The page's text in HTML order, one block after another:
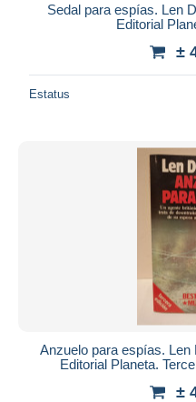
Sedal para espías. Len
Editorial
±
Estatus
Anzuelo para espías. Len
Editorial Planeta.
±